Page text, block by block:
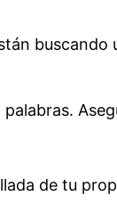
palabras.
de tu